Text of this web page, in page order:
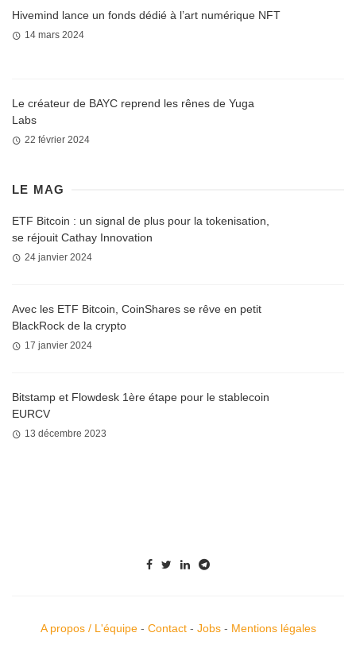
Hivemind lance un fonds dédié à l’art numérique NFT
14 mars 2024
Le créateur de BAYC reprend les rênes de Yuga
Labs
22 février 2024
LE MAG
ETF Bitcoin : un signal de plus pour la tokenisation,
se réjouit Cathay Innovation
24 janvier 2024
Avec les ETF Bitcoin, CoinShares se rêve en petit
BlackRock de la crypto
17 janvier 2024
Bitstamp et Flowdesk 1ère étape pour le stablecoin
EURCV
13 décembre 2023
A propos / L'équipe- Contact- Jobs- Mentions légales